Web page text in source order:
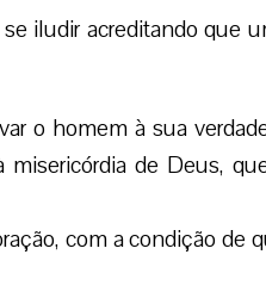
iludir acreditando que
o homem à sua
de Deus,
com a condição de